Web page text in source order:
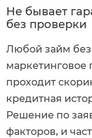
Не бывает
без проверки
Любой займ без
маркетинговое
проходит
кредитная
Решение по
факторов, и